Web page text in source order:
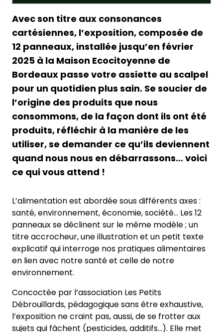
Avec son titre aux consonances
cartésiennes, l’exposition, composée de
12 panneaux, installée jusqu’en février
2025 à la Maison Ecocitoyenne de
Bordeaux passe votre assiette au scalpel
pour un quotidien plus sain. Se soucier de
l’origine des produits que nous
consommons, de la façon dont ils ont été
produits, réfléchir à la manière de les
utiliser, se demander ce qu’ils deviennent
quand nous nous en débarrassons… voici
ce qui vous attend !
L’alimentation est abordée sous différents axes :
santé, environnement, économie, société… Les 12
panneaux se déclinent sur le même modèle ; un
titre accrocheur, une illustration et un petit texte
explicatif qui interroge nos pratiques alimentaires
en lien avec notre santé et celle de notre
environnement.
Concoctée par l’association Les Petits
Débrouillards, pédagogique sans être exhaustive,
l’exposition ne craint pas, aussi, de se frotter aux
sujets qui fâchent (pesticides, additifs…). Elle met